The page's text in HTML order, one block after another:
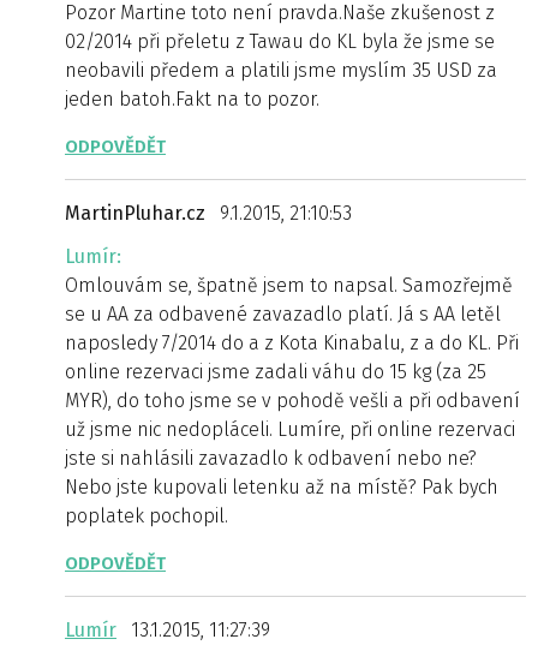
Pozor Martine toto není pravda.Naše zkušenost z
02/2014 při přeletu z Tawau do KL byla že jsme se
neobavili předem a platili jsme myslím 35 USD za
jeden batoh.Fakt na to pozor.
ODPOVĚDĚT
MartinPluhar.cz
9.1.2015, 21:10:53
Lumír:
Omlouvám se, špatně jsem to napsal. Samozřejmě
se u AA za odbavené zavazadlo platí. Já s AA letěl
naposledy 7/2014 do a z Kota Kinabalu, z a do KL. Při
online rezervaci jsme zadali váhu do 15 kg (za 25
MYR), do toho jsme se v pohodě vešli a při odbavení
už jsme nic nedopláceli. Lumíre, při online rezervaci
jste si nahlásili zavazadlo k odbavení nebo ne?
Nebo jste kupovali letenku až na místě? Pak bych
poplatek pochopil.
ODPOVĚDĚT
Lumír
13.1.2015, 11:27:39